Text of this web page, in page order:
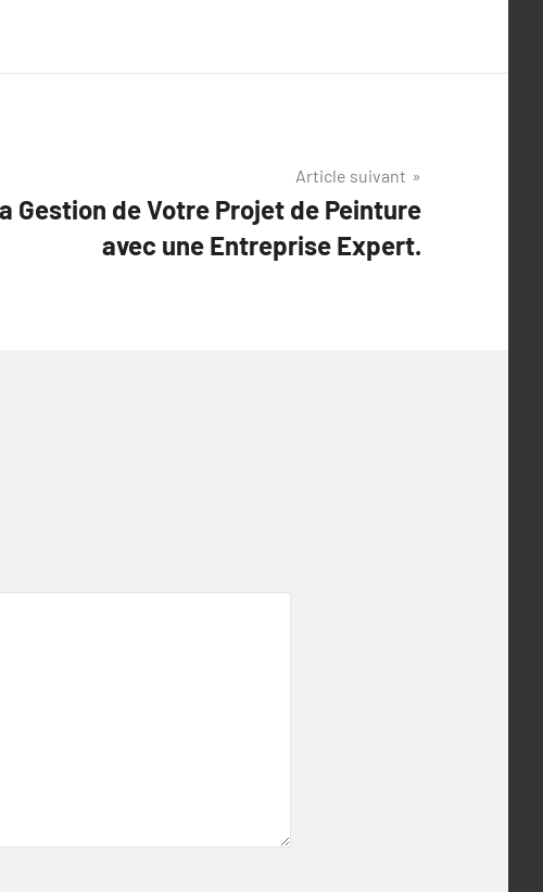
Article suivant
Gestion de Votre Projet de Peinture
avec une Entreprise Expert.